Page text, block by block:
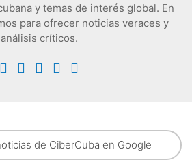
y temas de interés global. En
para ofrecer noticias veraces y
análisis críticos.
de CiberCuba en Google